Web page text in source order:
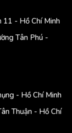
11 - Hồ Chí Minh
Tân Phú -
- Hồ Chí Minh
Thuận - Hồ Chí